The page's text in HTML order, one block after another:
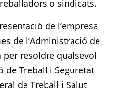
o sindicats.
de l’empresa
de l’Administració de
per resoldre qualsevol
de Treball i Seguretat
de Treball i Salut